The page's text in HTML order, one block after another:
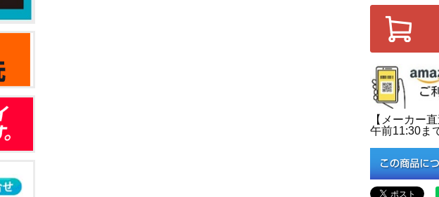
【メーカー直
午前11:30ま